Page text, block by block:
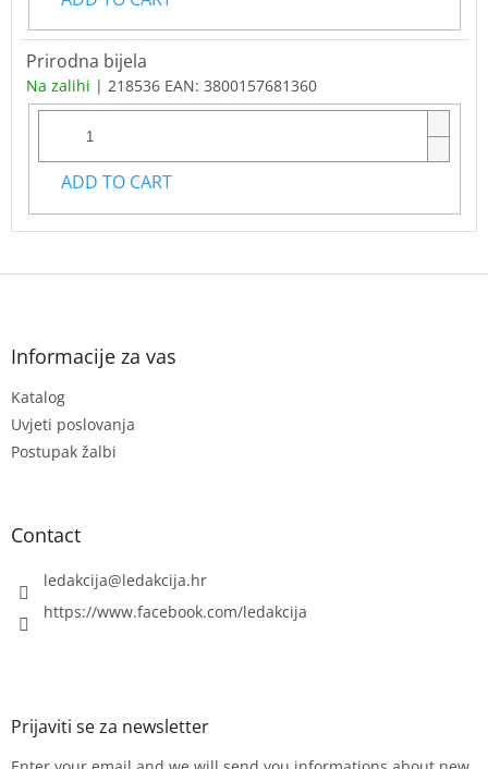
Prirodna bijela
Na zalihi | 218536 EAN: 3800157681360
ADD TO CART
F
Informacije za vas
Katalog
Uvjeti poslovanja
Postupak žalbi
Contact
ledakcija@ledakcija.hr
https://www.facebook.com/ledakcija